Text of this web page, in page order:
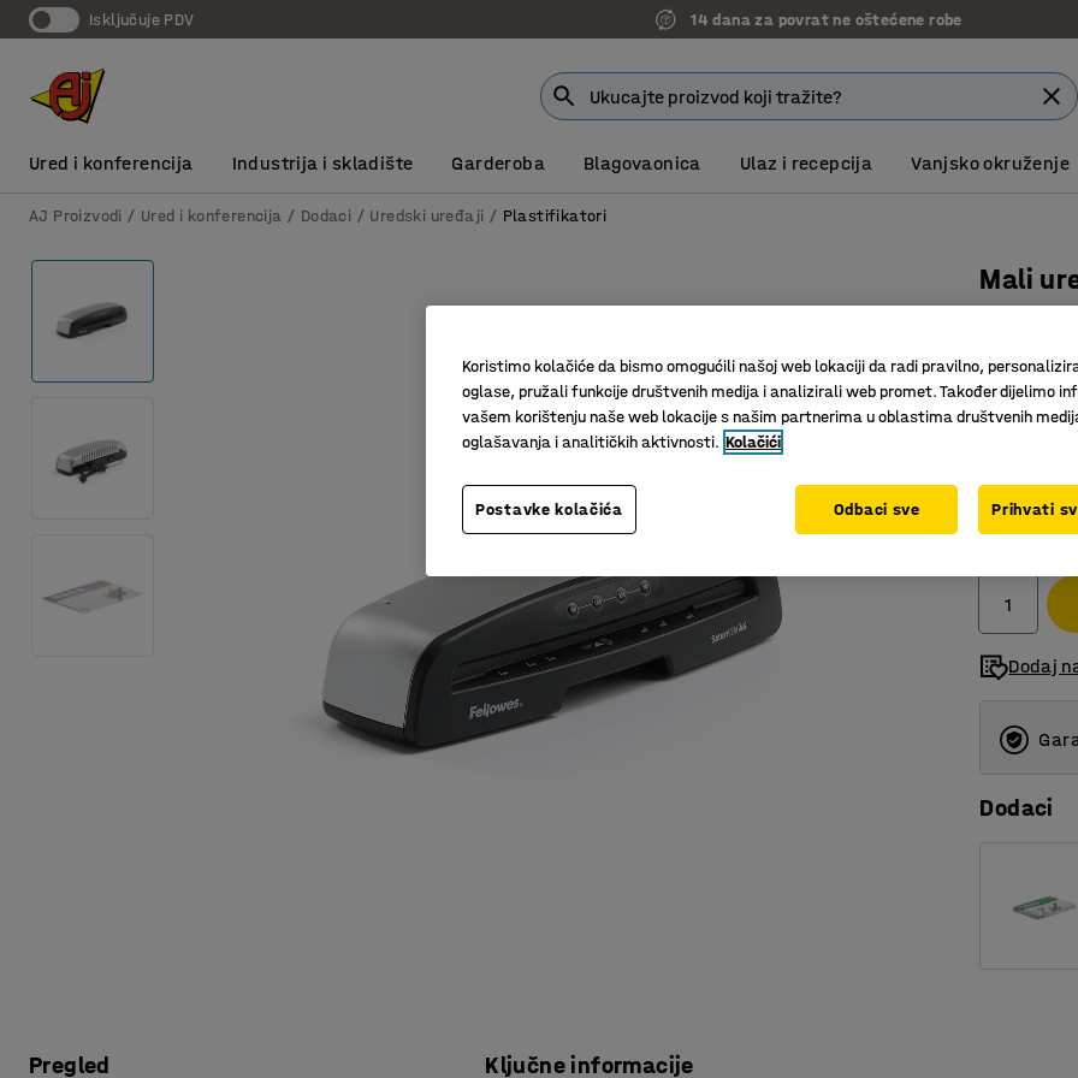
Isključuje PDV 14 dana za povrat ne oštećene robe
Ured i konferencija Industrija i skladište Garderoba Blagovaonica Ulaz i recepcija Vanjsko okruženje
AJ Proizvodi Ured i konferencija Dodaci Uredski uređaji Plastifikatori
Pregled Ključne informacije
Mali
:
Vrijeme
Vrećice
580,00
Dodaj
Dodaci
Koristimo kolačiće da bismo omogućili našoj web lokaciji da radi pravilno,
oglase, pružali funkcije društvenih medija i analizirali web promet. Također dijelimo
vašem korištenju naše web lokacije s našim partnerima u oblastima društvenih
oglašavanja i analitičkih aktivnosti. Kolačići
Postavke kolačića Odbaci sve Prihvati